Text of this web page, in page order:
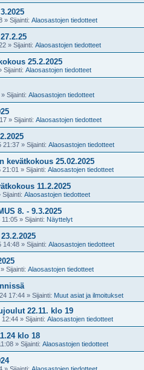
» Sijainti: Alaosastojen tiedotteet
» Sijainti: Alaosastojen tiedotteet
25.2.2025
Sijainti: Alaosastojen tiedotteet
» Sijainti: Alaosastojen tiedotteet
» Sijainti: Alaosastojen tiedotteet
21:37 » Sijainti: Alaosastojen tiedotteet
kevätkokous 25.02.2025
21:01 » Sijainti: Alaosastojen tiedotteet
11.2.2025
Sijainti: Alaosastojen tiedotteet
8. - 9.3.2025
11:05 » Sijainti: Näyttelyt
14:48 » Sijainti: Alaosastojen tiedotteet
» Sijainti: Alaosastojen tiedotteet
17:44 » Sijainti: Muut asiat ja ilmoitukset
22.11. klo 19
12:44 » Sijainti: Alaosastojen tiedotteet
klo 18
» Sijainti: Alaosastojen tiedotteet
» Sijainti: Alaosastojen tiedotteet